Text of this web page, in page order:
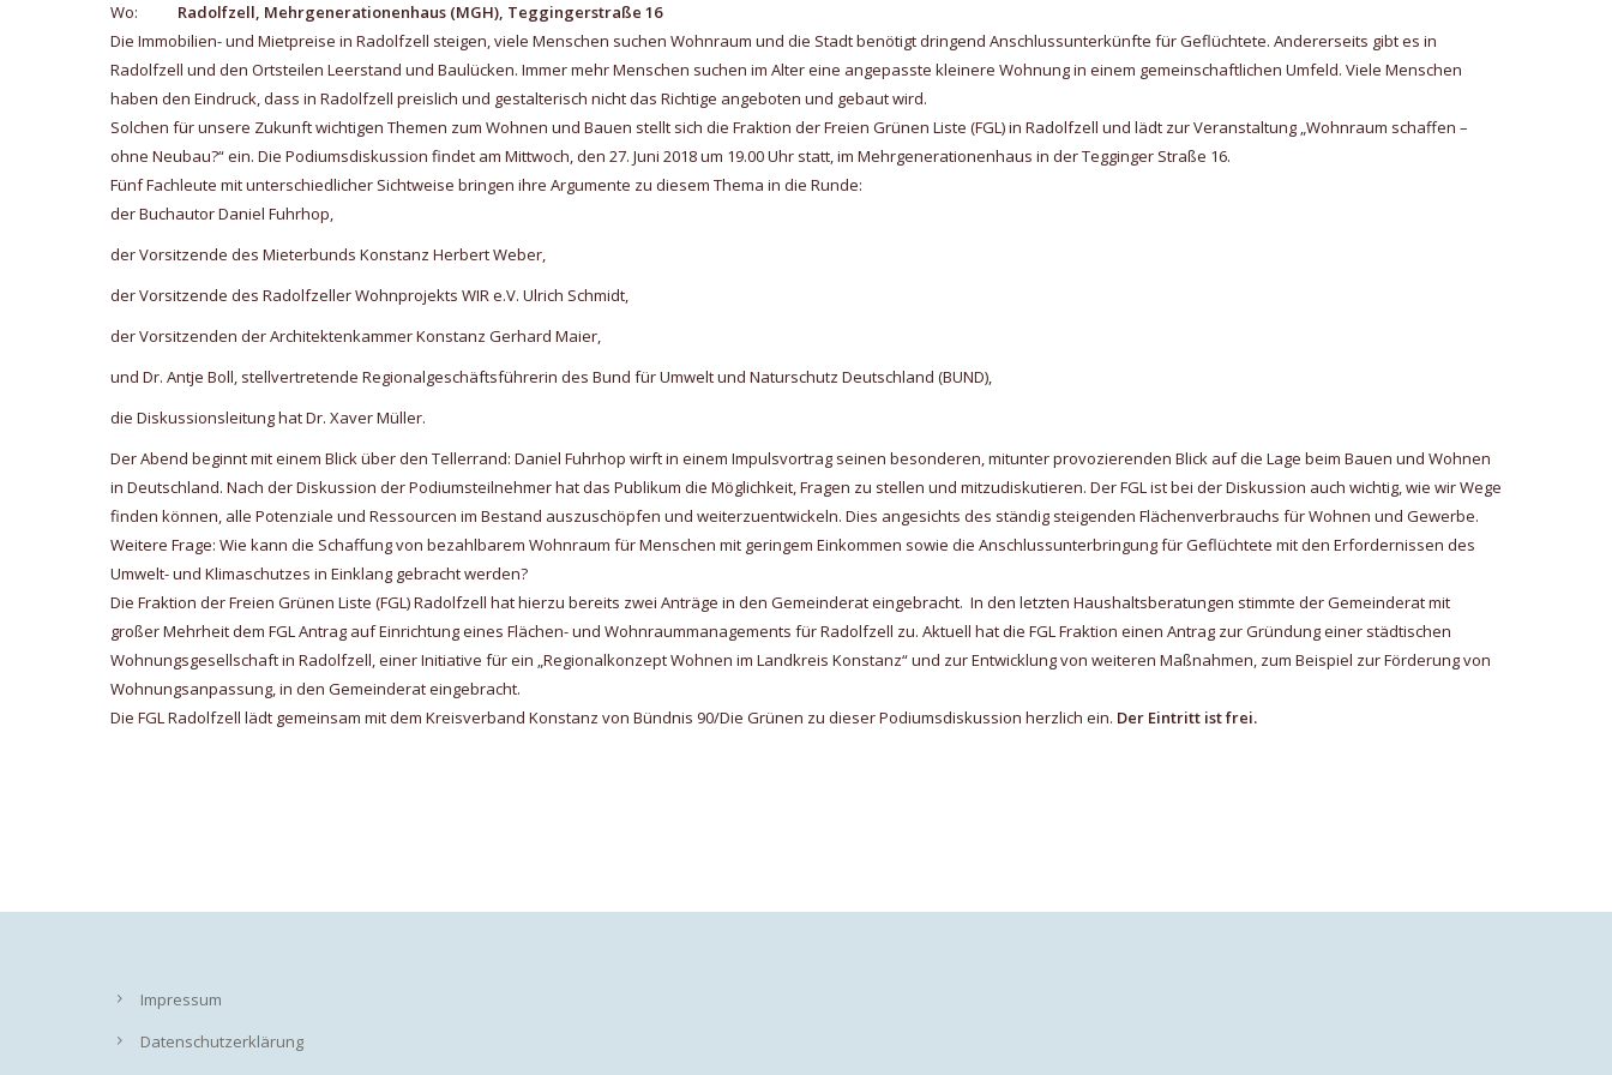
Wo: Radolfzell, Mehrgenerationenhaus (MGH), Teggingerstraße 16
Die Immobilien- und Mietpreise in Radolfzell steigen, viele Menschen suchen Wohnraum und die Stadt benötigt dringend Anschlussunterkünfte für Geflüchtete. Andererseits gibt es in
Radolfzell und den Ortsteilen Leerstand und Baulücken. Immer mehr Menschen suchen im Alter eine angepasste kleinere Wohnung in einem gemeinschaftlichen Umfeld. Viele Menschen
haben den Eindruck, dass in Radolfzell preislich und gestalterisch nicht das Richtige angeboten und gebaut wird.
Solchen für unsere Zukunft wichtigen Themen zum Wohnen und Bauen stellt sich die Fraktion der Freien Grünen Liste (FGL) in Radolfzell und lädt zur Veranstaltung „Wohnraum schaffen –
ohne Neubau?“ ein. Die Podiumsdiskussion findet am Mittwoch, den 27. Juni 2018 um 19.00 Uhr statt, im Mehrgenerationenhaus in der Tegginger Straße 16.
Fünf Fachleute mit unterschiedlicher Sichtweise bringen ihre Argumente zu diesem Thema in die Runde:
der Buchautor Daniel Fuhrhop,
der Vorsitzende des Mieterbunds Konstanz Herbert Weber,
der Vorsitzende des Radolfzeller Wohnprojekts WIR e.V. Ulrich Schmidt,
der Vorsitzenden der Architektenkammer Konstanz Gerhard Maier,
und Dr. Antje Boll, stellvertretende Regionalgeschäftsführerin des Bund für Umwelt und Naturschutz Deutschland (BUND),
die Diskussionsleitung hat Dr. Xaver Müller.
Der Abend beginnt mit einem Blick über den Tellerrand: Daniel Fuhrhop wirft in einem Impulsvortrag seinen besonderen, mitunter provozierenden Blick auf die Lage beim Bauen und Wohnen
in Deutschland. Nach der Diskussion der Podiumsteilnehmer hat das Publikum die Möglichkeit, Fragen zu stellen und mitzudiskutieren. Der FGL ist bei der Diskussion auch wichtig, wie wir Wege
finden können, alle Potenziale und Ressourcen im Bestand auszuschöpfen und weiterzuentwickeln. Dies angesichts des ständig steigenden Flächenverbrauchs für Wohnen und Gewerbe.
Weitere Frage: Wie kann die Schaffung von bezahlbarem Wohnraum für Menschen mit geringem Einkommen sowie die Anschlussunterbringung für Geflüchtete mit den Erfordernissen des
Umwelt- und Klimaschutzes in Einklang gebracht werden?
Die Fraktion der Freien Grünen Liste (FGL) Radolfzell hat hierzu bereits zwei Anträge in den Gemeinderat eingebracht. In den letzten Haushaltsberatungen stimmte der Gemeinderat mit
großer Mehrheit dem FGL Antrag auf Einrichtung eines Flächen- und Wohnraummanagements für Radolfzell zu. Aktuell hat die FGL Fraktion einen Antrag zur Gründung einer städtischen
Wohnungsgesellschaft in Radolfzell, einer Initiative für ein „Regionalkonzept Wohnen im Landkreis Konstanz“ und zur Entwicklung von weiteren Maßnahmen, zum Beispiel zur Förderung von
Wohnungsanpassung, in den Gemeinderat eingebracht.
Die FGL Radolfzell lädt gemeinsam mit dem Kreisverband Konstanz von Bündnis 90/Die Grünen zu dieser Podiumsdiskussion herzlich ein. Der Eintritt ist frei.
Impressum
Datenschutzerklärung